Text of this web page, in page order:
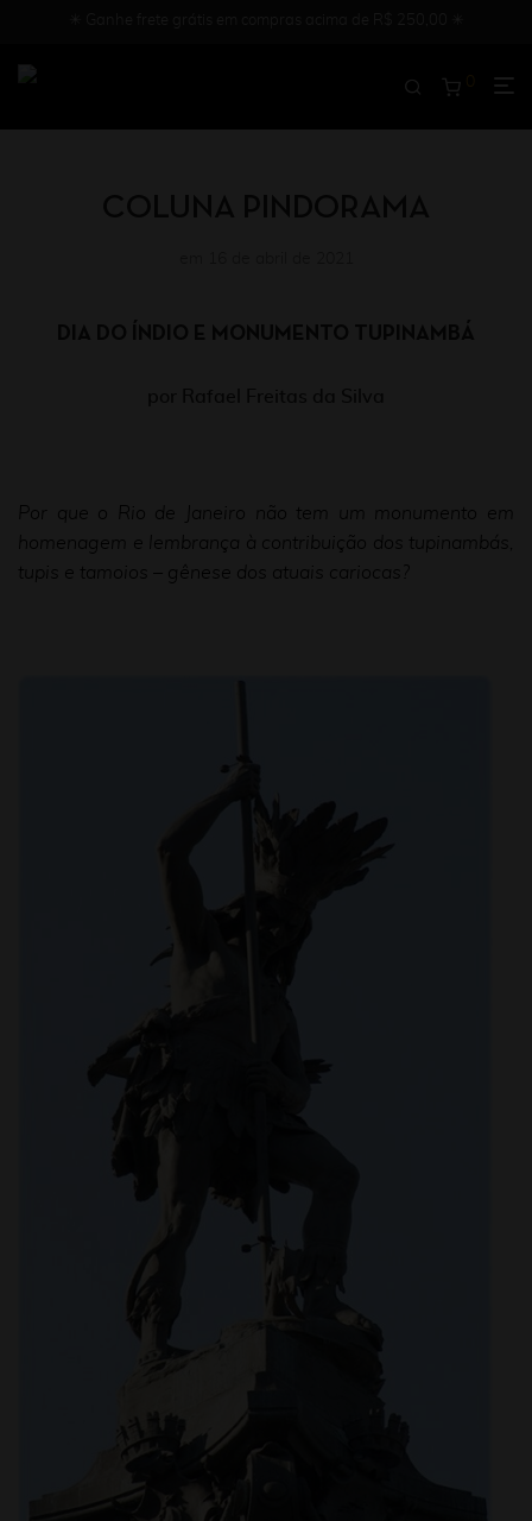
Por que o Rio de Janeiro não tem um monumento em
homenagem e lembrança à contribuição dos tupinambás,
tupis e tamoios – gênese dos atuais cariocas?